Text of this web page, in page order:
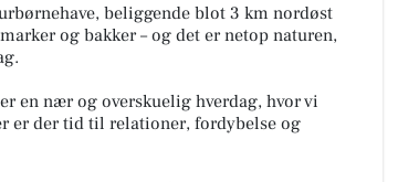
beliggende blot 3 km nordøst
og bakker – og det er netop naturen,
en nær og overskuelig hverdag, hvor vi
er der tid til relationer, fordybelse og